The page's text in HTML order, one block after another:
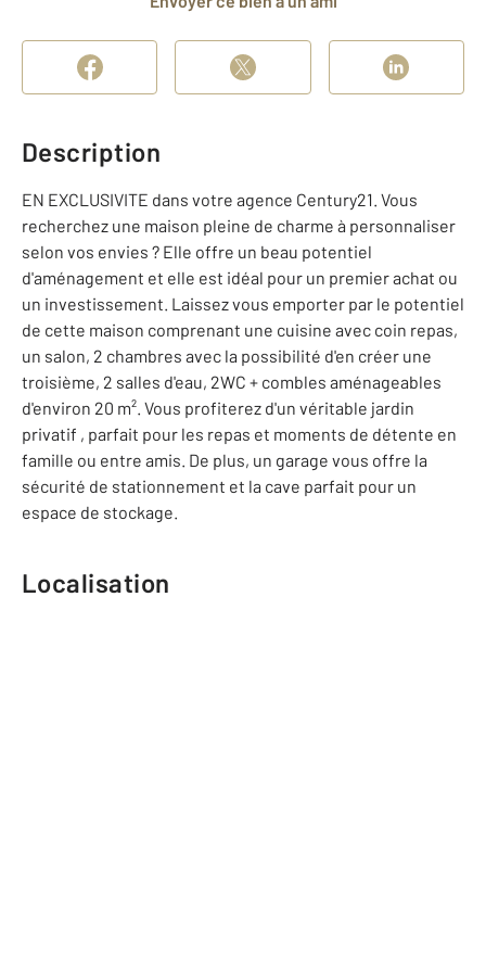
Description
EN EXCLUSIVITE dans votre agence Century21. Vous
recherchez une maison pleine de charme à personnaliser
selon vos envies ? Elle offre un beau potentiel
d'aménagement et elle est idéal pour un premier achat ou
un investissement. Laissez vous emporter par le potentiel
de cette maison comprenant une cuisine avec coin repas,
un salon, 2 chambres avec la possibilité d'en créer une
troisième, 2 salles d'eau, 2WC + combles aménageables
d'environ 20 m². Vous profiterez d'un véritable jardin
privatif , parfait pour les repas et moments de détente en
famille ou entre amis. De plus, un garage vous offre la
sécurité de stationnement et la cave parfait pour un
espace de stockage.
Localisation